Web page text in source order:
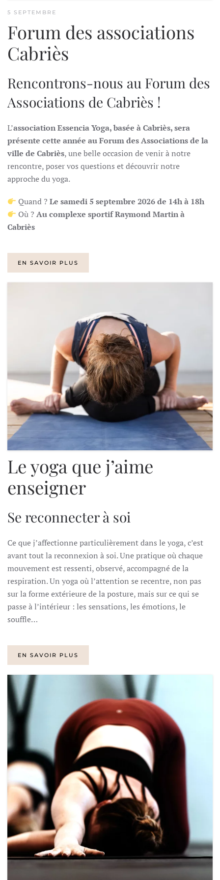
5 SEPTEMBRE
Forum des associations
Cabriès
Rencontrons-nous au Forum des
Associations de Cabriès !
L’association Essencia Yoga, basée à Cabriès, sera
présente cette année au Forum des Associations de la
ville de Cabriès, une belle occasion de venir à notre
rencontre, poser vos questions et découvrir notre
approche du yoga.
Quand ? Le samedi 5 septembre 2026 de 14h à 18h
Où ? Au complexe sportif Raymond Martin à
Cabriès
EN SAVOIR PLUS
Le yoga que j’aime
enseigner
Se reconnecter à soi
Ce que j’affectionne particulièrement dans le yoga, c’est
avant tout la reconnexion à soi. Une pratique où chaque
mouvement est ressenti, observé, accompagné de la
respiration. Un yoga où l’attention se recentre, non pas
sur la forme extérieure de la posture, mais sur ce qui se
passe à l’intérieur : les sensations, les émotions, le
souffle…
EN SAVOIR PLUS